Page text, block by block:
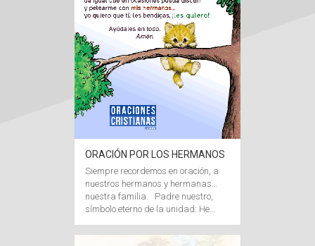
ORACIÓN POR LOS HERMANOS
Siempre recordemos en oración, a
nuestros hermanos y hermanas…
nuestra familia. Padre nuestro,
símbolo eterno de la unidad: He…